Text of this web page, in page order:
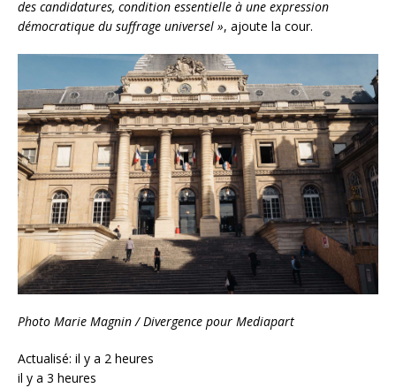
des candidatures, condition essentielle à une expression
démocratique du suffrage universel », ajoute la cour.
Photo Marie Magnin / Divergence pour Mediapart
Actualisé: il y a 2 heures
il y a 3 heures